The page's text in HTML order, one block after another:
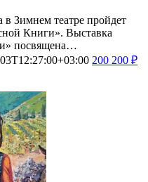
Зимнем театре пройдет
Книги». Выставка
посвящена…
200 200 ₽